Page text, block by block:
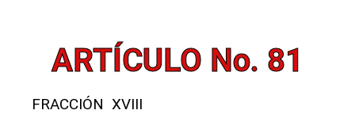
ARTÍCULO No. 81
FRACCIÓN XVIII